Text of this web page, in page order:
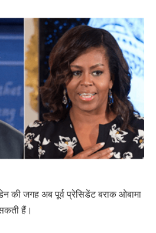
की जगह अब पूर्व प्रेसिडेंट बराक ओबामा
हैं।